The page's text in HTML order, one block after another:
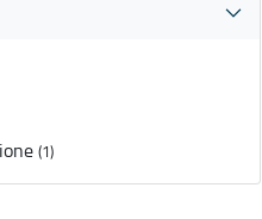
(1)